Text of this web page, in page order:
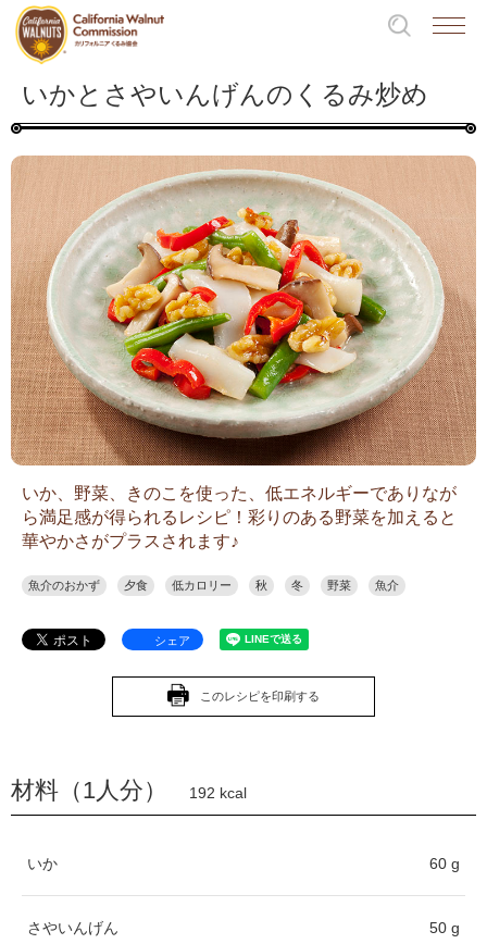
いかとさやいんげんのくるみ炒め
いか、野菜、きのこを使った、低エネルギーでありなが
ら満足感が得られるレシピ！彩りのある野菜を加えると
華やかさがプラスされます♪
魚介のおかず 夕食 低カロリー 秋 冬 野菜 魚介
シェア
このレシピを印刷する
材料（1人分） 192 kcal
いか 60 g
さやいんげん 50 g